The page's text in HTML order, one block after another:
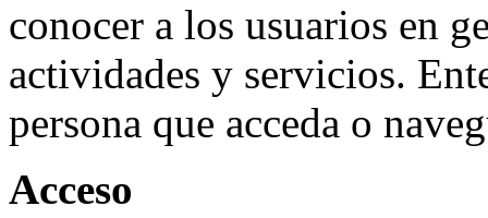
conocer a los usuarios en
actividades y servicios.
persona que acceda o
Acceso